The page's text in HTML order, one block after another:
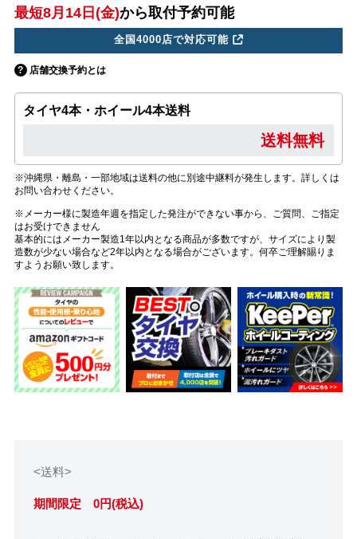
最短8月14日(金)から取付予約可能
全国4000店で対応可能
店舗交換予約とは
タイヤ4本・ホイール4本送料
送料無料
※沖縄県・離島・一部地域は送料の他に別途中継料が発生します。詳しくは
お問い合わせください。
※メーカー様に製造年週を指定した発注ができない事から、ご質問、ご指定
はお受けできません
基本的にはメーカー製造1年以内となる商品が多数ですが、サイズにより製
造数が少ない場合など2年以内となる場合がございます。何卒ご理解賜りま
すようお願い致します。
<送料>
期間限定 0円(税込)